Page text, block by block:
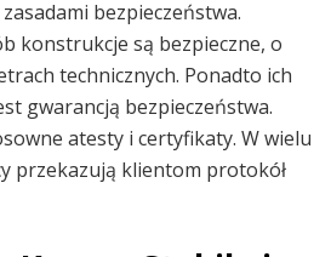
bezpieczeństwa.
konstrukcje są bezpieczne, o
technicznych. Ponadto ich
gwarancją bezpieczeństwa.
atesty i certyfikaty. W wielu
przekazują klientom protokół